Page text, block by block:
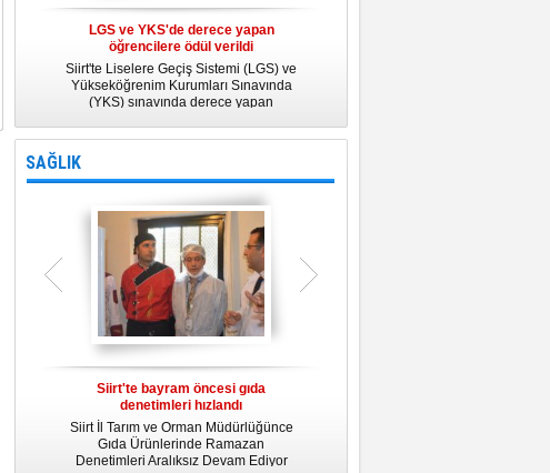
LGS ve YKS'de derece yapan
öğrencilere ödül verildi
Siirt'te Liselere Geçiş Sistemi (LGS) ve
Yükseköğrenim Kurumları Sınavında
(YKS) sınavında derece yapan
Kadına Yönelik Şiddetle Mücadele"
SAĞLIK
Siirt'te bayram öncesi gıda
denetimleri hızlandı
Siirt İl Tarım ve Orman Müdürlüğünce
Gıda Ürünlerinde Ramazan
Denetimleri Aralıksız Devam Ediyor